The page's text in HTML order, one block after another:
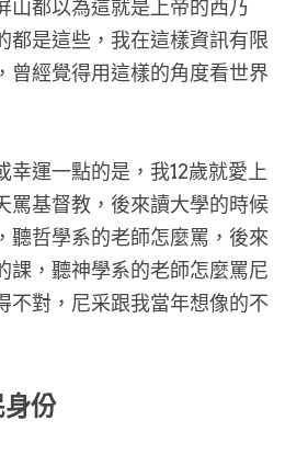
山都以為這就是上帝的西乃
都是這些，我在這樣資訊有限
曾經覺得用這樣的角度看世界
幸運一點的是，我12歲就愛上
罵基督教，後來讀大學的時候
聽哲學系的老師怎麼罵，後來
課，聽神學系的老師怎麼罵尼
不對，尼采跟我當年想像的不
份